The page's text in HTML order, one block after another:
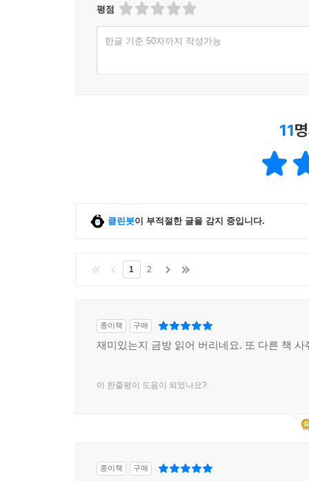
평점
한글 기준 50자까지 작성가능
11
클린봇이 부적절한 글을 감지 중입니다.
1 2
종이책 구매
재미있는지 금방 읽어 버리네요. 또 다른 책 사
이 한줄평이 도움이 되었나요?
종이책 구매